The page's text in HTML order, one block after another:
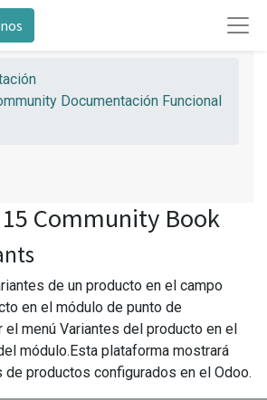
Documentación Funcional
15 Community Book
de un producto en el campo
en el módulo de punto de
el menú Variantes del producto en el
módulo.Esta plataforma mostrará
productos configurados en el Odoo.